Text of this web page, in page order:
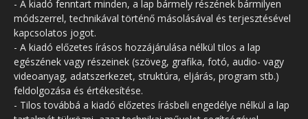
- A kiadó fenntart minden, a lap bármely részének bármilyen
módszerrel, technikával történő másolásával és terjesztésével
kapcsolatos jogot.
- A kiadó előzetes írásos hozzájárulása nélkül tilos a lap
egészének vagy részeinek (szöveg, grafika, fotó, audio- vagy
videoanyag, adatszerkezet, struktúra, eljárás, program stb.)
feldolgozása és értékesítése.
- Tilos továbbá a kiadó előzetes írásbeli engedélye nélkül a lap